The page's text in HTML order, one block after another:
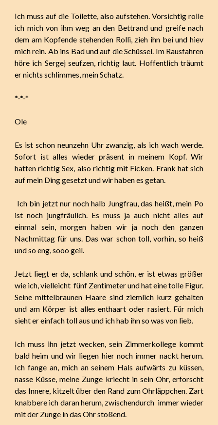
Ich muss auf die Toilette, also aufstehen. Vorsichtig rolle
ich mich von ihm weg an den Bettrand und greife nach
dem am Kopfende stehenden Rolli, zieh ihn bei und hiev
mich rein. Ab ins Bad und auf die Schüssel. Im Rausfahren
höre ich Sergej seufzen, richtig laut. Hoffentlich träumt
er nichts schlimmes, mein Schatz.
*-*-*
Ole
Es ist schon neunzehn Uhr zwanzig, als ich wach werde.
Sofort ist alles wieder präsent in meinem Kopf. Wir
hatten richtig Sex, also richtig mit Ficken. Frank hat sich
auf mein Ding gesetzt und wir haben es getan.
Ich bin jetzt nur noch halb Jungfrau, das heißt, mein Po
ist noch jungfräulich. Es muss ja auch nicht alles auf
einmal sein, morgen haben wir ja noch den ganzen
Nachmittag für uns. Das war schon toll, vorhin, so heiß
und so eng, sooo geil.
Jetzt liegt er da, schlank und schön, er ist etwas größer
wie ich, vielleicht fünf Zentimeter und hat eine tolle Figur.
Seine mittelbraunen Haare sind ziemlich kurz gehalten
und am Körper ist alles enthaart oder rasiert. Für mich
sieht er einfach toll aus und ich hab ihn so was von lieb.
Ich muss ihn jetzt wecken, sein Zimmerkollege kommt
bald heim und wir liegen hier noch immer nackt herum.
Ich fange an, mich an seinem Hals aufwärts zu küssen,
nasse Küsse, meine Zunge kriecht in sein Ohr, erforscht
das Innere, kitzelt über den Rand zum Ohrläppchen. Zart
knabbere ich daran herum, zwischendurch immer wieder
mit der Zunge in das Ohr stoßend.